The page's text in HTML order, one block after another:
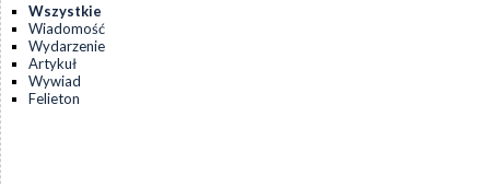
Wszystkie
Wiadomość
Wydarzenie
Artykuł
Wywiad
Felieton